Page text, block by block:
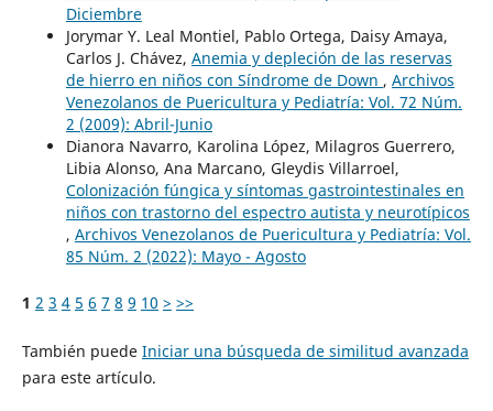
Diciembre
Jorymar Y. Leal Montiel, Pablo Ortega, Daisy Amaya,
Carlos J. Chávez, Anemia y depleción de las reservas
de hierro en niños con Síndrome de Down , Archivos
Venezolanos de Puericultura y Pediatría: Vol. 72 Núm.
2 (2009): Abril-Junio
Dianora Navarro, Karolina López, Milagros Guerrero,
Libia Alonso, Ana Marcano, Gleydis Villarroel,
Colonización fúngica y síntomas gastrointestinales en
niños con trastorno del espectro autista y neurotípicos
, Archivos Venezolanos de Puericultura y Pediatría: Vol.
85 Núm. 2 (2022): Mayo - Agosto
1 2 3 4 5 6 7 8 9 10 > >>
También puede Iniciar una búsqueda de similitud avanzada
para este artículo.